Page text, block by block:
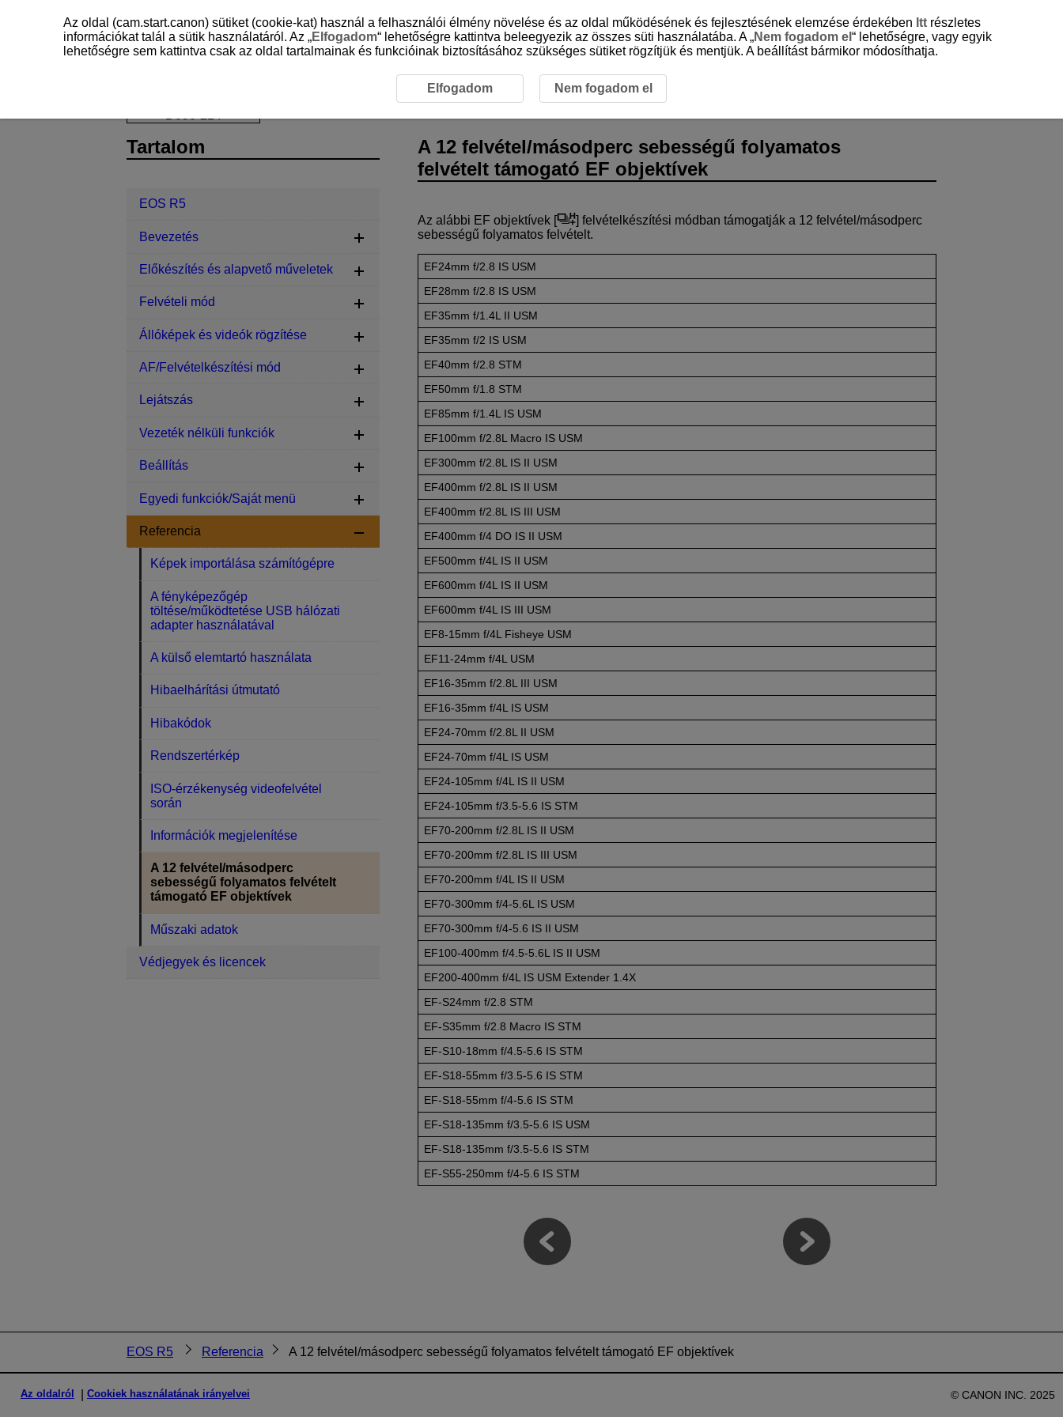
A 12 felvétel/másodperc sebességű folyamatos felvételt támogató EF objektívek
A 12 felvétel/másodperc sebességű folyamatos
felvételt támogató EF objektívek
Az alábbi EF objektívek [
] felvételkészítési módban támogatják a 12 felvétel/másodperc
sebességű folyamatos felvételt.
EF24mm f/2.8 IS USM
EF28mm f/2.8 IS USM
EF35mm f/1.4L II USM
EF35mm f/2 IS USM
EF40mm f/2.8 STM
EF50mm f/1.8 STM
EF85mm f/1.4L IS USM
EF100mm f/2.8L Macro IS USM
EF300mm f/2.8L IS II USM
EF400mm f/2.8L IS II USM
EF400mm f/2.8L IS III USM
EF400mm f/4 DO IS II USM
EF500mm f/4L IS II USM
EF600mm f/4L IS II USM
EF600mm f/4L IS III USM
EF8-15mm f/4L Fisheye USM
EF11-24mm f/4L USM
EF16-35mm f/2.8L III USM
EF16-35mm f/4L IS USM
EF24-70mm f/2.8L II USM
EF24-70mm f/4L IS USM
EF24-105mm f/4L IS II USM
EF24-105mm f/3.5-5.6 IS STM
EF70-200mm f/2.8L IS II USM
EF70-200mm f/2.8L IS III USM
EF70-200mm f/4L IS II USM
EF70-300mm f/4-5.6L IS USM
EF70-300mm f/4-5.6 IS II USM
EF100-400mm f/4.5-5.6L IS II USM
EF200-400mm f/4L IS USM Extender 1.4X
EF-S24mm f/2.8 STM
EF-S35mm f/2.8 Macro IS STM
EF-S10-18mm f/4.5-5.6 IS STM
EF-S18-55mm f/3.5-5.6 IS STM
EF-S18-55mm f/4-5.6 IS STM
EF-S18-135mm f/3.5-5.6 IS USM
EF-S18-135mm f/3.5-5.6 IS STM
EF-S55-250mm f/4-5.6 IS STM
Tartalom
EOS R5
Bevezetés
Előkészítés és alapvető műveletek
Felvételi mód
Állóképek és videók rögzítése
AF/Felvételkészítési mód
Lejátszás
Vezeték nélküli funkciók
Beállítás
Egyedi funkciók/Saját menü
Referencia
Képek importálása számítógépre
A fényképezőgép
töltése/működtetése USB hálózati
adapter használatával
A külső elemtartó használata
Hibaelhárítási útmutató
Hibakódok
Rendszertérkép
ISO-érzékenység videofelvétel
során
Információk megjelenítése
A 12 felvétel/másodperc
sebességű folyamatos felvételt
támogató EF objektívek
Műszaki adatok
Védjegyek és licencek
EOS R5 Referencia A 12 felvétel/másodperc sebességű folyamatos felvételt támogató EF objektívek
Az oldalról Cookiek használatának irányelvei © CANON INC. 2025
Az oldal (cam.start.canon) sütiket (cookie-kat) használ a felhasználói élmény növelése és az oldal működésének és fejlesztésének elemzése érdekében Itt részletes
információkat talál a sütik használatáról. Az „Elfogadom“ lehetőségre kattintva beleegyezik az összes süti használatába. A „Nem fogadom el “ lehetőségre, vagy egyik
lehetőségre sem kattintva csak az oldal tartalmainak és funkcióinak biztosításához szükséges sütiket rögzítjük és mentjük. A beállítást bármikor módosíthatja.
Elfogadom Nem fogadom el